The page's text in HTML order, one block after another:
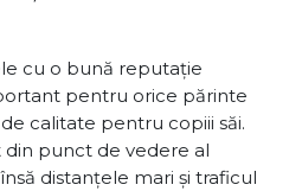
cu o bună reputație
pentru orice părinte
calitate pentru copiii săi.
punct de vedere al
distanțele mari și traficul